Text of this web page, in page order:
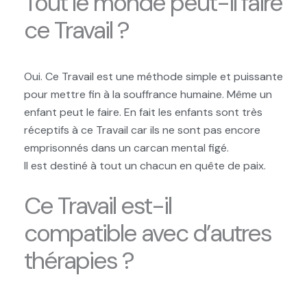
ce Travail ?
Oui. Ce Travail est une méthode simple et puissante
pour mettre fin à la souffrance humaine. Même un
enfant peut le faire. En fait les enfants sont très
réceptifs à ce Travail car ils ne sont pas encore
emprisonnés dans un carcan mental figé.
Il est destiné à tout un chacun en quête de paix.
Ce Travail est-il
compatible avec d’autres
thérapies ?